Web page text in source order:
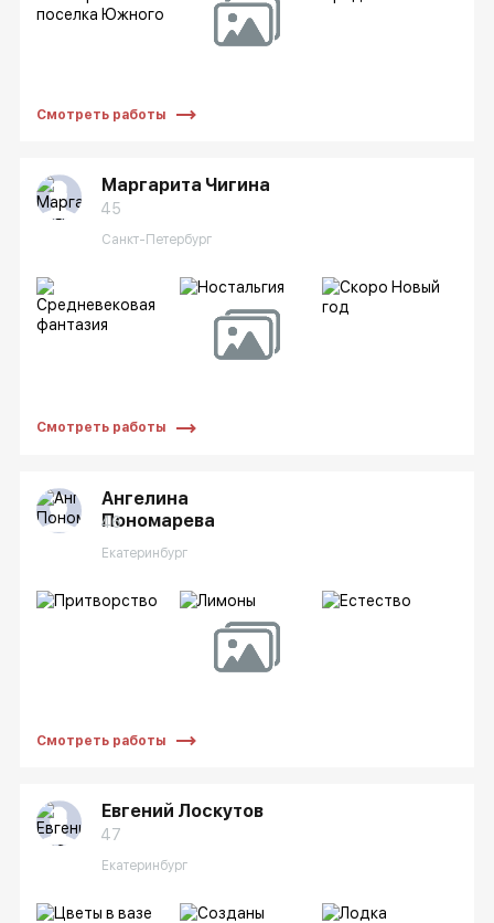
Смотреть работы
Маргарита Чигина
45
Санкт-Петербург
Смотреть работы
Ангелина
Пономарева
46
Екатеринбург
Смотреть работы
Евгений Лоскутов
47
Екатеринбург